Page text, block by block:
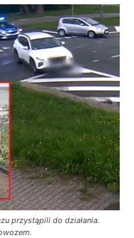
przystąpili do działania.